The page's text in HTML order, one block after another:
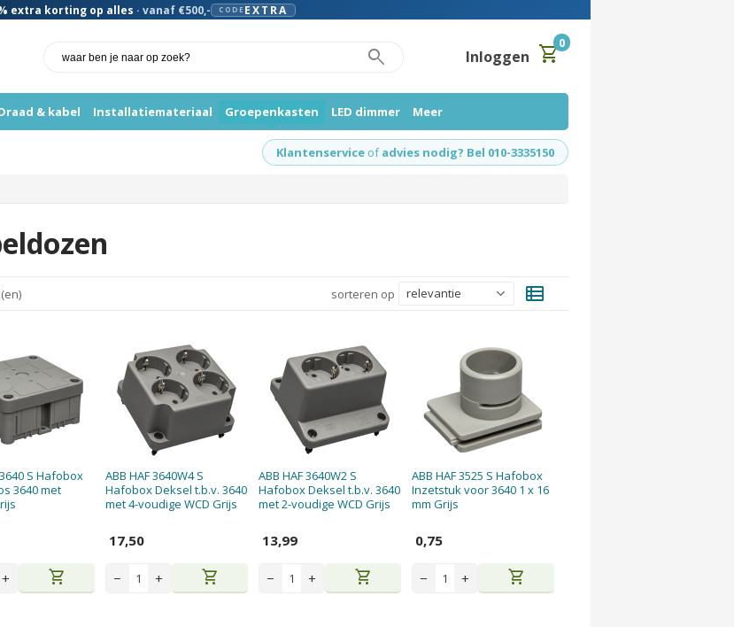
extra korting op alles · vanaf €500,- CODE EXTRA
search Inloggen shopping_cart0
& kabel Installatiemateriaal Groepenkasten LED dimmer Meer
Klantenservice of advies nodig? Bel 010-3335150
sorteren op view_list
S Hafobox
3640 met
+ shopping_cart
ABB HAF 3640W4 S
Hafobox Deksel t.b.v. 3640
met 4-voudige WCD Grijs
17,50
− + shopping_cart
ABB HAF 3640W2 S
Hafobox Deksel t.b.v. 3640
met 2-voudige WCD Grijs
13,99
− + shopping_cart
ABB HAF 3525 S Hafobox
Inzetstuk voor 3640 1 x 16
mm Grijs
0,75
− + shopping_cart